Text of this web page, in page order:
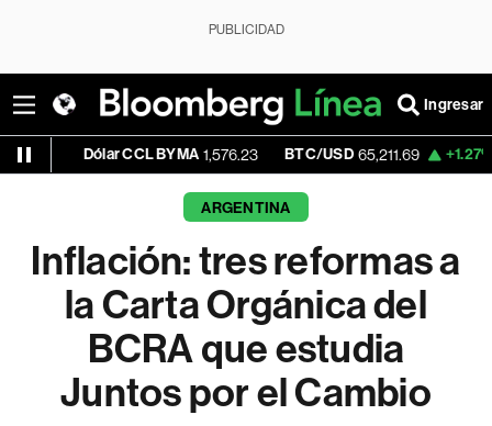
PUBLICIDAD
Ingresar
Dólar CCL BYMA 1,576.23 BTC/USD 65,211.69 +1.27% ETH/
ARGENTINA
Inflación: tres reformas a
la Carta Orgánica del
BCRA que estudia
Juntos por el Cambio